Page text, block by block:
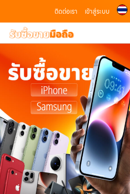
ติดต่อเรา เข้าสู่ระบบ